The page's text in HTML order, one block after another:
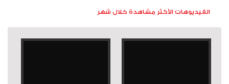
الفيديوهات الأكثر مشاهدة خلال شهر